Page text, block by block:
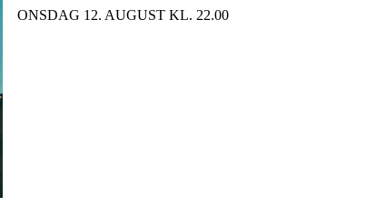
ONSDAG 12. AUGUST KL. 22.00